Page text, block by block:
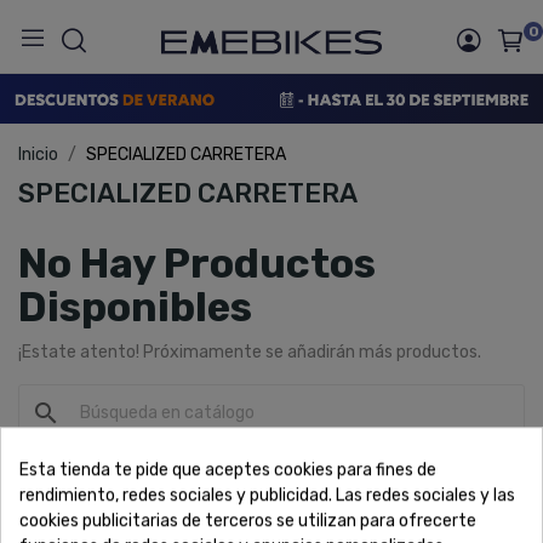
0
Inicio SPECIALIZED CARRETERA
SPECIALIZED CARRETERA
SPECIALIZED CARRETERA
No Hay Productos
Disponibles
¡Estate atento! Próximamente se añadirán más productos.
search
Esta tienda te pide que aceptes cookies para fines de
rendimiento, redes sociales y publicidad. Las redes sociales y las
cookies publicitarias de terceros se utilizan para ofrecerte